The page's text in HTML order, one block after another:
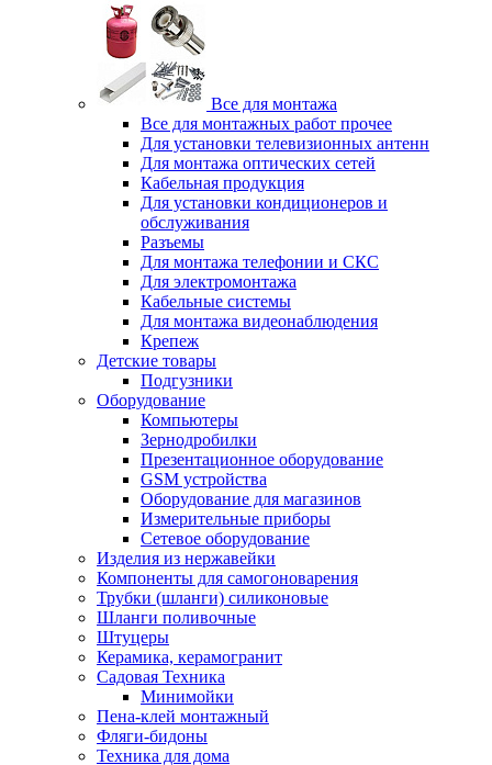
Все для монтажа
Все для монтажных работ прочее
Для установки телевизионных антенн
Для монтажа оптических сетей
Кабельная продукция
Для установки кондиционеров и
обслуживания
Разъемы
Для монтажа телефонии и СКС
Для электромонтажа
Кабельные системы
Для монтажа видеонаблюдения
Крепеж
Детские товары
Подгузники
Оборудование
Компьютеры
Зернодробилки
Презентационное оборудование
GSM устройства
Оборудование для магазинов
Измерительные приборы
Сетевое оборудование
Изделия из нержавейки
Компоненты для самогоноварения
Трубки (шланги) силиконовые
Шланги поливочные
Штуцеры
Керамика, керамогранит
Садовая Техника
Минимойки
Пена-клей монтажный
Фляги-бидоны
Техника для дома